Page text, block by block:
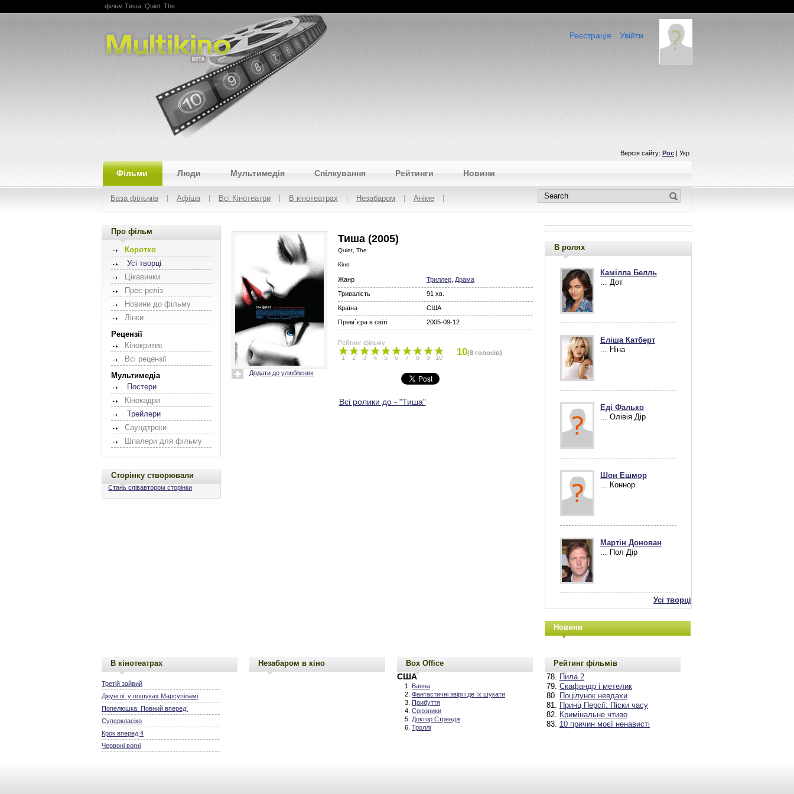
Multikino
фільм Тиша, Quiet, The
Увійти
Реєстрація
Версія сайту: Рос | Укр
Фільми Люди Мультимедія Спілкування Рейтинги Новини
База фільмів Афіша Всі Кінотеатри В кінотеатрах Незабаром Аніме
Про фільм
Коротко
Усі творці
Цікавинки
Прес-реліз
Новини до фільму
Лінки
Рецензії
Кінокритик
Всі рецензії
Мультимедіа
Постери
Кінокадри
Трейлери
Саундтреки
Шпалери для фільму
Сторінку створювали
Стань співавтором сторінки
В ролях
Камілла Белль
... Дот
Еліша Катберт
... Ніна
Еді Фалько
... Олівія Дір
Шон Ешмор
... Коннор
Мартін Донован
... Пол Дір
Усі творці
Новини
Додати до улюблених
Тиша (2005)
Quiet, The
Кіно
Жанр Триллер Драма
Тривалість
91 хв.
Країна
США
Прем`єра в світі
2005-09-12
Рейтинг фільму
1 2 3 4 5 6 7 8 9 10 10(8 голосів)
Всі ролики до - "Тиша"
В кінотеатрах
Третій зайвий
Джунглі: у пошуках Марсупіламі
Попелюшка: Повний вперед!
Суперкласіко
Крок вперед 4
Червоні вогні
Незабаром в кіно Box Office
США
Ваяна
Фантастичні звірі і де їх шукати
Прибуття
Союзники
Доктор Стрендж
Троллі
Рейтинг фільмів
Пила 2
Скафандр і метелик
Поцілунок невдахи
Принц Персії: Піски часу
Кримінальне чтиво
10 причин моєї ненависті